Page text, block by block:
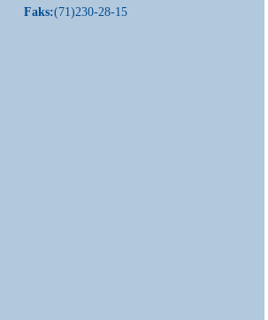
Faks:(71)230-28-15